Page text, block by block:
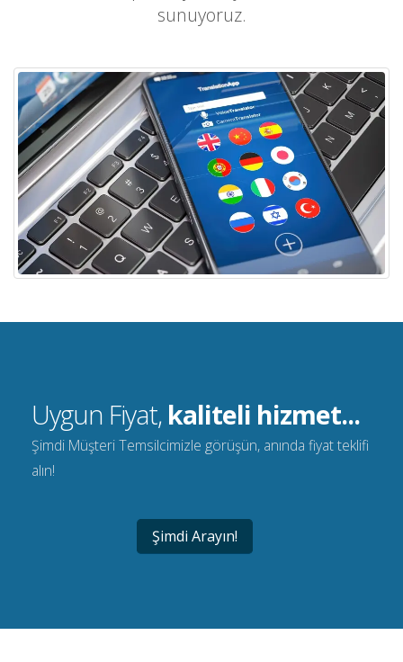
sunuyoruz.
Uygun Fiyat, kaliteli hizmet...
Şimdi Müşteri Temsilcimizle görüşün, anında fiyat teklifi
alın!
Şimdi Arayın!